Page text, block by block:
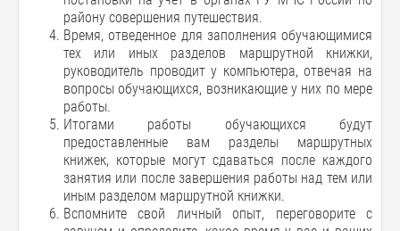
району совершения путешествия.
Время, отведенное для заполнения обучающимися
тех или иных разделов маршрутной книжки,
руководитель проводит у компьютера, отвечая на
вопросы обучающихся, возникающие у них по мере
работы.
Итогами работы обучающихся будут
предоставленные вам разделы маршрутных
книжек, которые могут сдаваться после каждого
занятия или после завершения работы над тем или
иным разделом маршрутной книжки.
Вспомните свой личный опыт, переговорите с